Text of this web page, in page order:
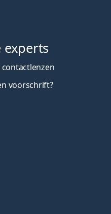
experts
voorschrift?